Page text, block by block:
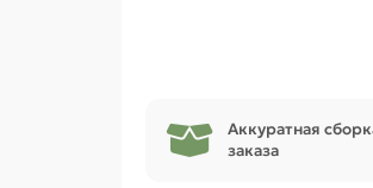
Аккуратная
заказа